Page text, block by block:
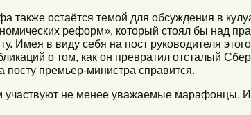
также остаётся темой для обсуждения в
реформ», который стоял бы над
Имея в виду себя на пост руководителя
о том, как он превратил отсталый
посту премьер-министра справится.
участвуют не менее уважаемые марафонцы.